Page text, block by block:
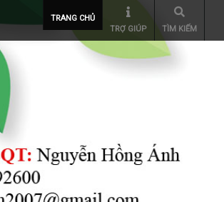
TRANG CHỦ
TRỢ GIÚP
TÌM KIẾM